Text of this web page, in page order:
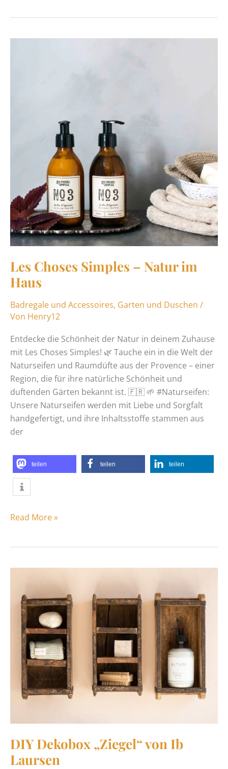
Les Choses Simples – Natur im
Haus
Badregale und Accessoires, Garten und Duschen /
Von Henry12
Entdecke die Schönheit der Natur in deinem Zuhause
mit Les Choses Simples! 🌿 Tauche ein in die Welt der
Naturseifen und Raumdüfte aus der Provence – einer
Region, die für ihre natürliche Schönheit und
duftenden Gärten bekannt ist. 🇫🇷 🌱 #Naturseifen:
Unsere Naturseifen werden mit Liebe und Sorgfalt
handgefertigt, und ihre Inhaltsstoffe stammen aus
der
teilen teilen teilen
Read More »
DIY Dekobox „Ziegel“ von Ib
Laursen
„Ziegel“
von
Laursen